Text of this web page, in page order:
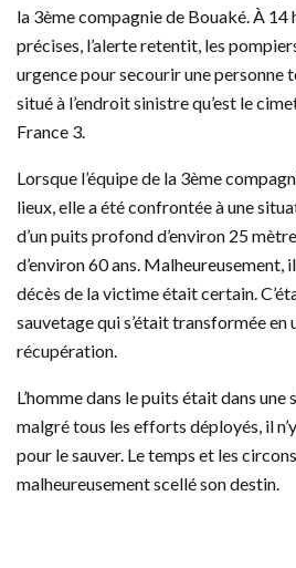
la 3ème compagnie de Bouaké. À 14
précises, l’alerte retentit, les
urgence pour secourir une personne
situé à l’endroit sinistre qu’est le
France 3.
Lorsque l’équipe de la 3ème
lieux, elle a été confrontée à une
d’un puits profond d’environ 25
d’environ 60 ans. Malheureusement,
décès de la victime était certain.
sauvetage qui s’était transformée en
récupération.
L’homme dans le puits était dans
malgré tous les efforts déployés, il
pour le sauver. Le temps et les
malheureusement scellé son destin.